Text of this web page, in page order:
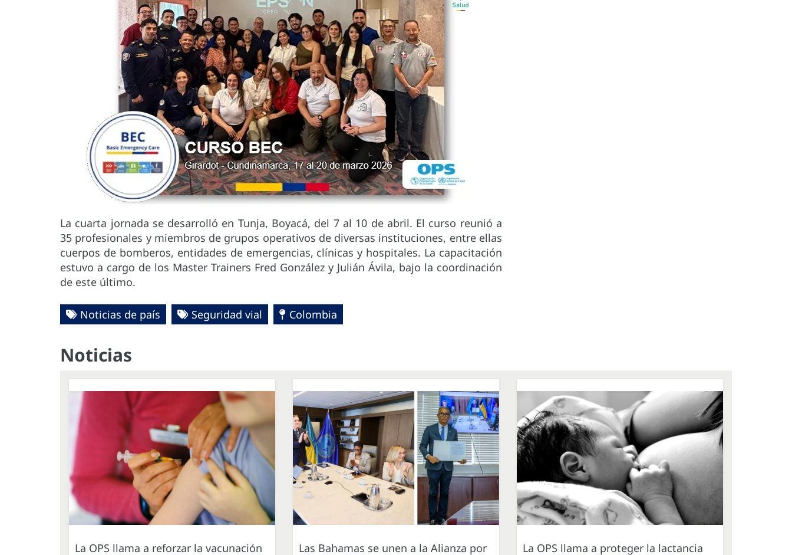
La cuarta jornada se desarrolló en Tunja, Boyacá, del 7 al 10 de abril. El curso reunió a
35 profesionales y miembros de grupos operativos de diversas instituciones, entre ellas
cuerpos de bomberos, entidades de emergencias, clínicas y hospitales. La capacitación
estuvo a cargo de los Master Trainers Fred González y Julián Ávila, bajo la coordinación
de este último.
Noticias de país Seguridad vial Colombia
Noticias
La OPS llama a reforzar la vacunación
Las Bahamas se unen a la Alianza por
La OPS llama a proteger la lactancia